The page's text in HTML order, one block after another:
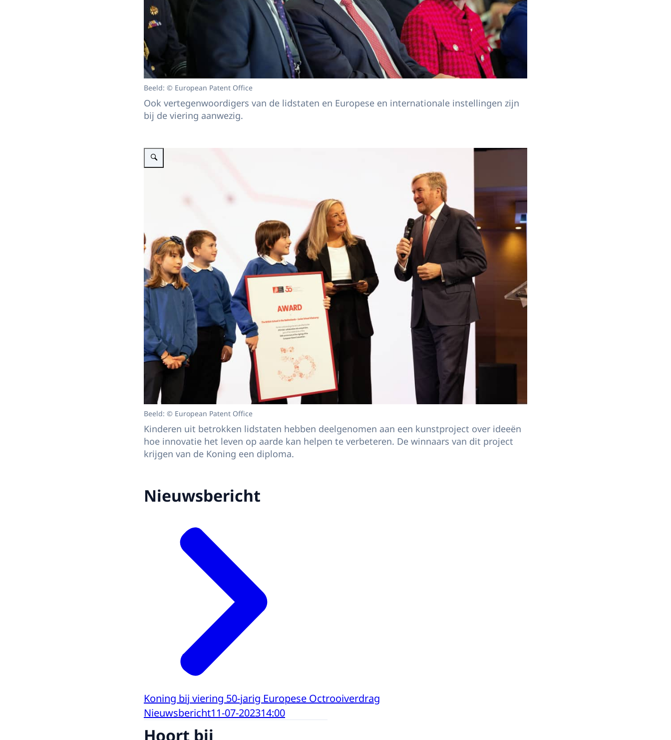
Beeld: © European Patent Office
Ook vertegenwoordigers van de lidstaten en Europese en internationale instellingen zijn
bij de viering aanwezig.
Vergroot afbeelding Koning Willem-Alexander bij viering 50-jarig Europese Octrooiverdrag
Beeld: © European Patent Office
Kinderen uit betrokken lidstaten hebben deelgenomen aan een kunstproject over ideeën
hoe innovatie het leven op aarde kan helpen te verbeteren. De winnaars van dit project
krijgen van de Koning een diploma.
Nieuwsbericht
Koning bij viering 50-jarig Europese Octrooiverdrag
Nieuwsbericht11-07-202314:00
Hoort bij